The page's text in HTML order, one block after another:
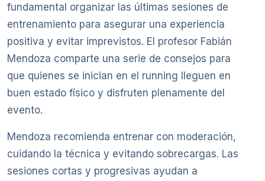
fundamental organizar las últimas sesiones de
entrenamiento para asegurar una experiencia
positiva y evitar imprevistos. El profesor Fabián
Mendoza comparte una serie de consejos para
que quienes se inician en el running lleguen en
buen estado físico y disfruten plenamente del
evento.
Mendoza recomienda entrenar con moderación,
cuidando la técnica y evitando sobrecargas. Las
sesiones cortas y progresivas ayudan a